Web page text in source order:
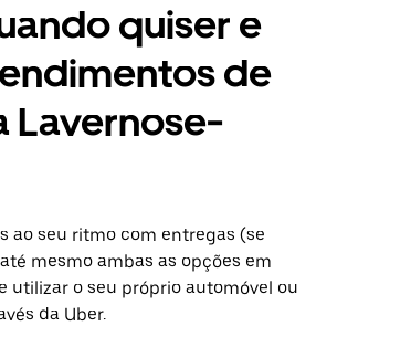
quiser e
de
Lavernose-
ao seu ritmo com entregas (se
mesmo ambas as opções em
utilizar o seu próprio automóvel ou
da Uber.